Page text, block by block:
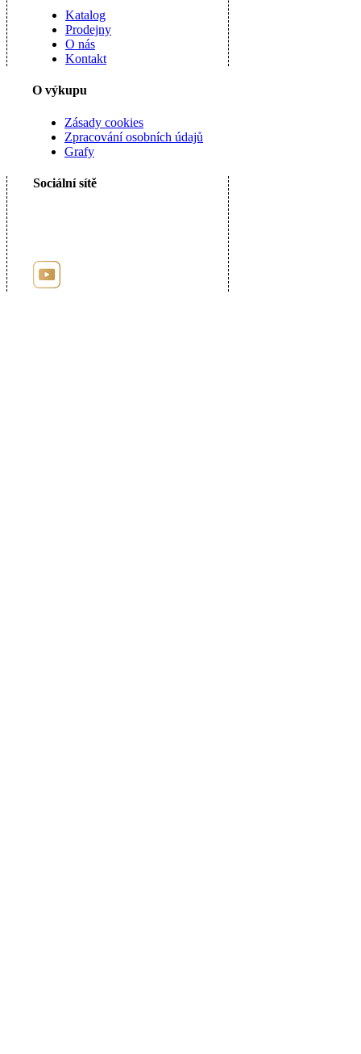
Katalog
Prodejny
O nás
Kontakt
O výkupu
Zásady cookies
Zpracování osobních údajů
Grafy
Sociální sítě